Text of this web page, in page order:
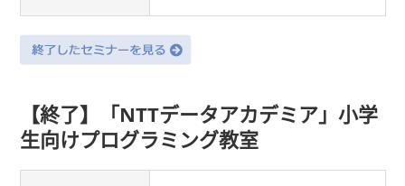
【終了】「NTTデータアカデミア」小学
生向けプログラミング教室